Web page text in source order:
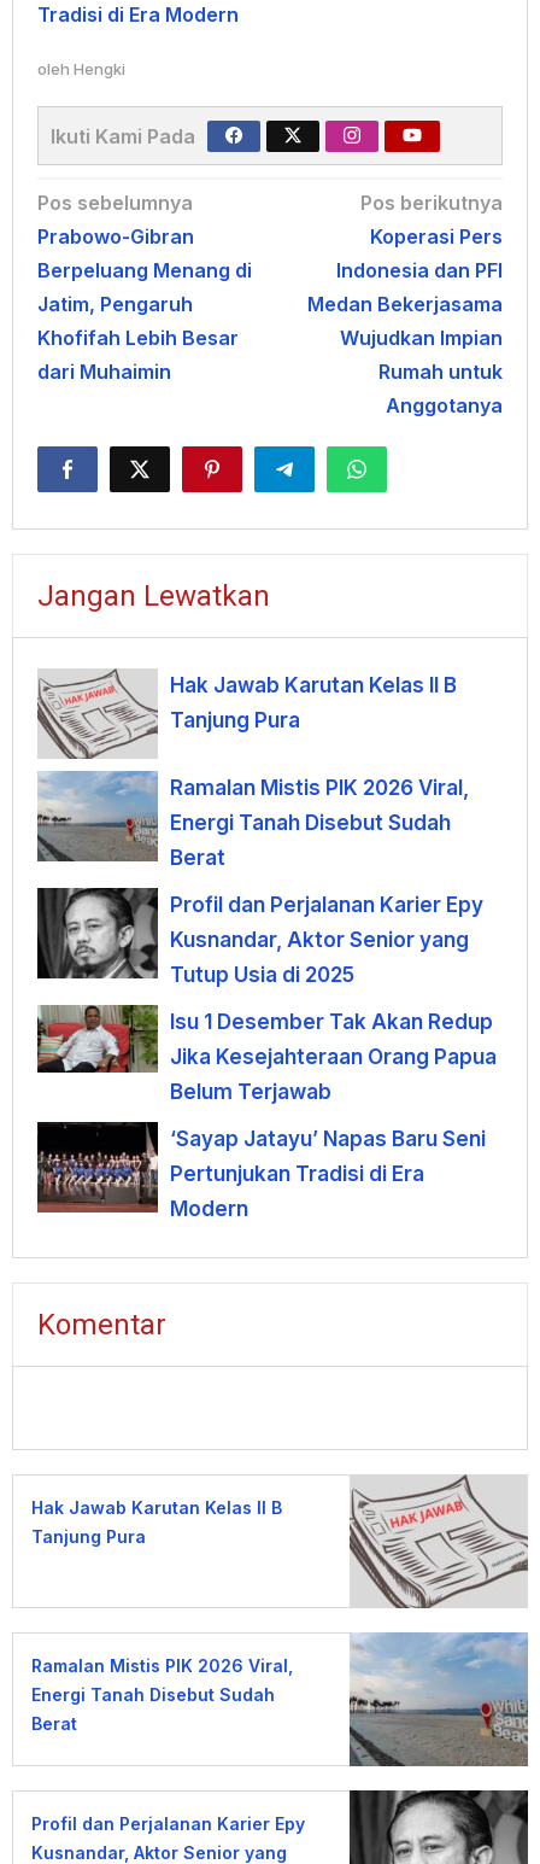
Tradisi di Era Modern
oleh Hengki
Ikuti Kami Pada
Navigasi
pos
Pos sebelumnya
Prabowo-Gibran
Berpeluang Menang di
Jatim, Pengaruh
Khofifah Lebih Besar
dari Muhaimin
Pos berikutnya
Koperasi Pers
Indonesia dan PFI
Medan Bekerjasama
Wujudkan Impian
Rumah untuk
Anggotanya
Jangan Lewatkan
Hak Jawab Karutan Kelas II B
Tanjung Pura
Ramalan Mistis PIK 2026 Viral,
Energi Tanah Disebut Sudah
Berat
Profil dan Perjalanan Karier Epy
Kusnandar, Aktor Senior yang
Tutup Usia di 2025
Isu 1 Desember Tak Akan Redup
Jika Kesejahteraan Orang Papua
Belum Terjawab
‘Sayap Jatayu’ Napas Baru Seni
Pertunjukan Tradisi di Era
Modern
Komentar
Hak Jawab Karutan Kelas II B
Tanjung Pura
Ramalan Mistis PIK 2026 Viral,
Energi Tanah Disebut Sudah
Berat
Profil dan Perjalanan Karier Epy
Kusnandar, Aktor Senior yang